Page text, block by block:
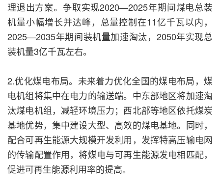
理退出方案。争取实现2020—2025年期间煤电总装
机量小幅增长并达峰，总量控制在11亿千瓦以内，
2025—2035年期间装机量加速淘汰，2050年实现总
装机量3亿千瓦左右。
2.优化煤电布局。未来着力优化全国的煤电布局，煤
电机组将集中在电力的输送端。中东部地区将加速淘
汰煤电机组，减轻环境压力；西北部等地区依托煤炭
基地优势，集中建设大型、高效的煤电基地。同时，
配合可再生能源大规模开发利用，发挥特高压输电网
的传输配置作用，将煤电与可再生能源发电相匹配，
促进可再生能源利用率的提高。